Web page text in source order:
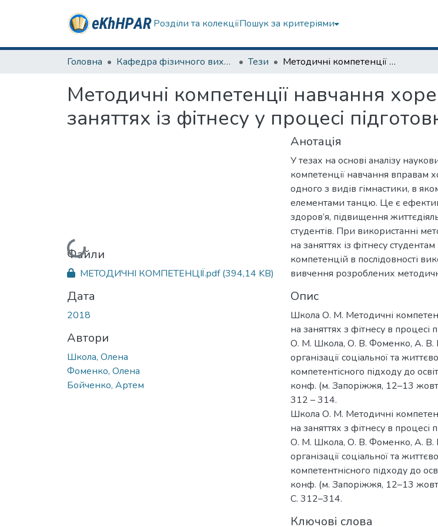
Розділи та колекціїПошук за критеріями
Головна Кафедра фізичного виховання та спортивного вдосконалення Тези Методичні компетенції навчання хореографічним вправам на заняттях із фітнесу у процесі підготовки майбутніх фітнес-тренерів
Методичні компетенції навчання
заняттях із фітнесу у процесі
Вантажиться...
Файли
МЕТОДИЧНІ КОМПЕТЕНЦІЇ.pdf(394,14 KB)
Дата
2018
Автори
Школа, Олена
Фоменко, Олена
Бойченко, Артем
Анотація
У тезах на основі аналізу
компетенції навчання вправам
одного з видів гімнастики, в
елементами танцю. Це є
здоров’я, підвищення
студентів. При використанні
на заняттях із фітнесу
компетенцій в послідовності
вивчення розроблених
Опис
Школа О. М. Методичні
на заняттях з фітнесу в процесі
О. М. Школа, О. В. Фоменко, А. В.
організації соціальної та
компетентісного підходу до
конф. (м. Запоріжжя, 12–13
312 – 314.
Школа О. М. Методичні
на заняттях з фітнесу в процесі
О. М. Школа, О. В. Фоменко, А. В.
організації соціальної та
компетентнісного підходу до
конф. (м. Запоріжжя, 12–13
С. 312–314.
Ключові слова